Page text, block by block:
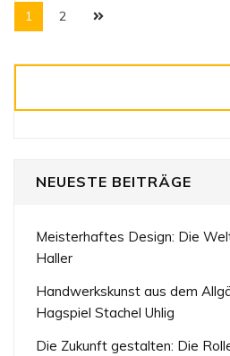
Seitennummerierung
der
Beiträge
Seite
1 Seite
2
NEUESTE BEITRÄGE
Meisterhaftes Design: Die
Haller
Handwerkskunst aus dem
Hagspiel Stachel Uhlig
Die Zukunft gestalten: Die